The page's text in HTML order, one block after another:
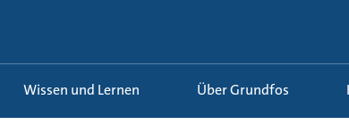
Wissen und Lernen Über Grundfos